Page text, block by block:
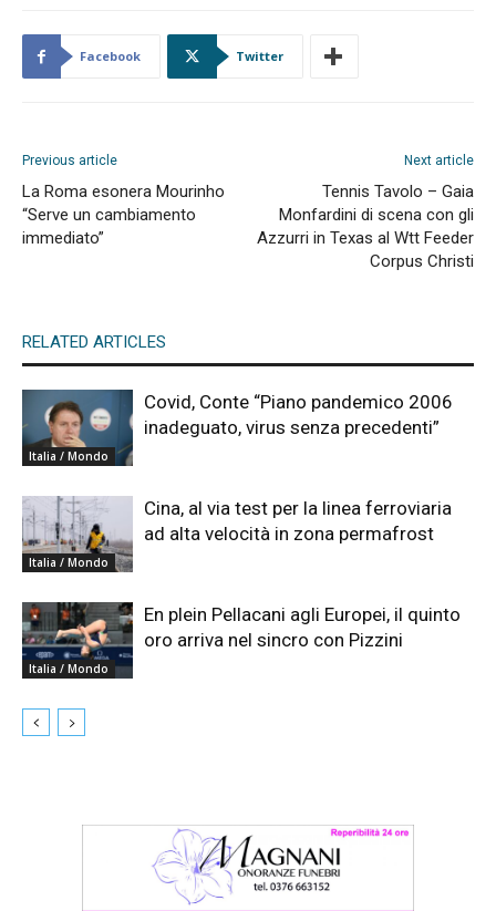
Facebook Twitter
Previous article
La Roma esonera Mourinho
“Serve un cambiamento
immediato”
Next article
Tennis Tavolo – Gaia
Monfardini di scena con gli
Azzurri in Texas al Wtt Feeder
Corpus Christi
RELATED ARTICLES
Italia / Mondo
Covid, Conte “Piano pandemico 2006
inadeguato, virus senza precedenti”
Italia / Mondo
Cina, al via test per la linea ferroviaria
ad alta velocità in zona permafrost
Italia / Mondo
En plein Pellacani agli Europei, il quinto
oro arriva nel sincro con Pizzini